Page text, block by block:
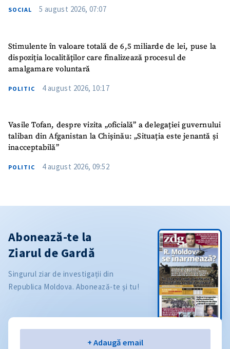
SOCIAL 5 august 2026, 07:07
Stimulente în valoare totală de 6,5 miliarde de lei, puse la
dispoziția localităților care finalizează procesul de
amalgamare voluntară
POLITIC 4 august 2026, 10:17
Vasile Tofan, despre vizita „oficială” a delegației guvernului
taliban din Afganistan la Chișinău: „Situația este jenantă și
inacceptabilă”
POLITIC 4 august 2026, 09:52
Abonează-te la
Ziarul de Gardă
Singurul ziar de investigații din
Republica Moldova. Abonează-te și tu!
+ Adaugă email